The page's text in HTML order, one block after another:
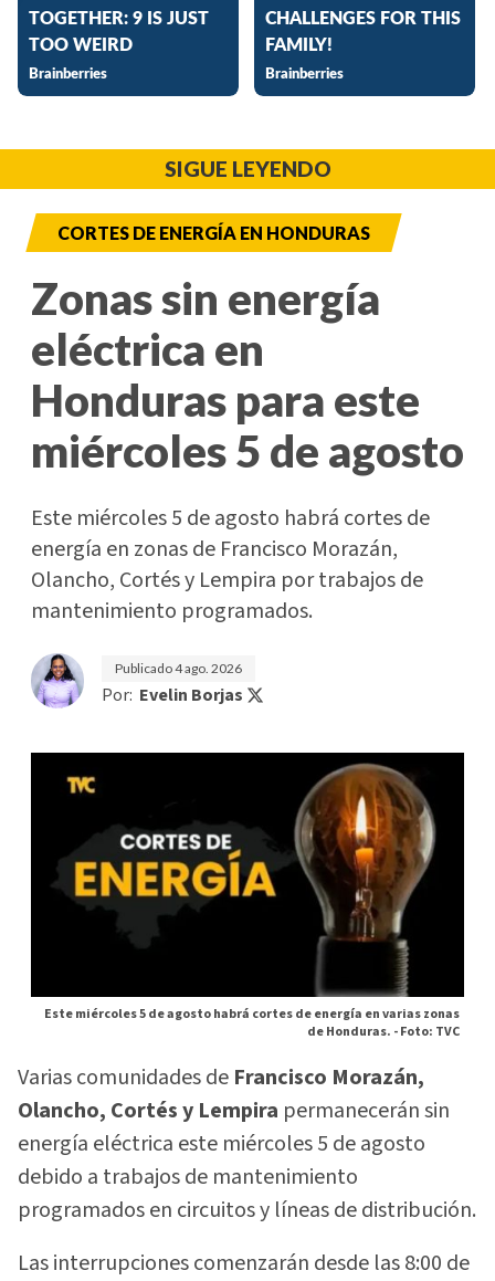
SIGUE LEYENDO
CORTES DE ENERGÍA EN HONDURAS
Zonas sin energía
eléctrica en
Honduras para este
miércoles 5 de agosto
Este miércoles 5 de agosto habrá cortes de
energía en zonas de Francisco Morazán,
Olancho, Cortés y Lempira por trabajos de
mantenimiento programados.
Publicado4 ago. 2026
Por: Evelin Borjas
Este miércoles 5 de agosto habrá cortes de energía en varias zonas
de Honduras. -Foto: TVC
Varias comunidades de Francisco Morazán,
Olancho, Cortés y Lempira permanecerán sin
energía eléctrica este miércoles 5 de agosto
debido a trabajos de mantenimiento
programados en circuitos y líneas de distribución.
Las interrupciones comenzarán desde las 8:00 de